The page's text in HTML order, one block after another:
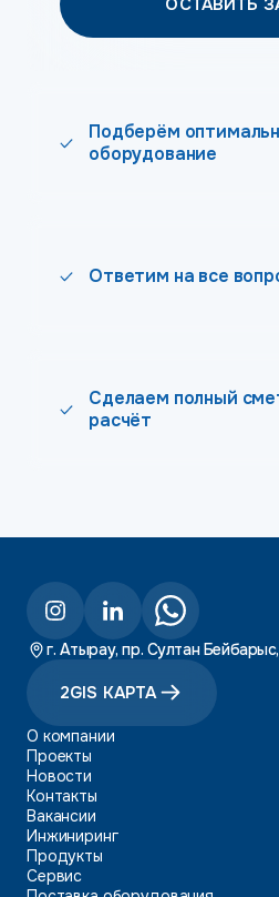
ОСТАВИТЬ
Подберём
оборудование
Ответим на все
Сделаем полный
расчёт
г. Атырау, пр. Султан
2GIS КАРТА
О компании
Проекты
Новости
Контакты
Вакансии
Инжиниринг
Продукты
Сервис